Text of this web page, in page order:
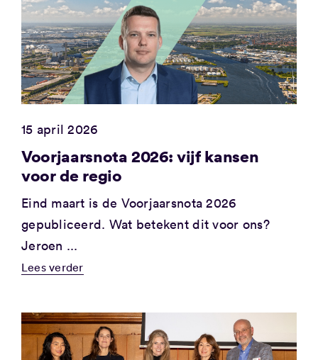
15 april 2026
Voorjaarsnota 2026: vijf kansen
voor de regio
Eind maart is de Voorjaarsnota 2026
gepubliceerd. Wat betekent dit voor ons?
Jeroen ...
Lees verder